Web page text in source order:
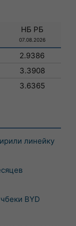
НБ РБ
07.08.2026
2.9386
3.3908
3.6365
линейку
BYD